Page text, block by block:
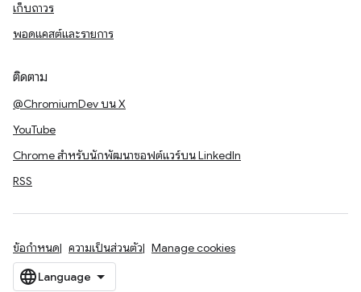
เก็บถาวร
พอดแคสต์และรายการ
ติดตาม
@ChromiumDev บน X
YouTube
Chrome สำหรับนักพัฒนาซอฟต์แวร์บน LinkedIn
RSS
ข้อกำหนด ความเป็นส่วนตัว Manage cookies